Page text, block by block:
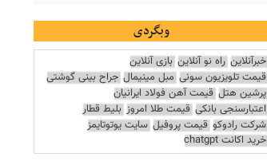
وبگردی
خبرآنلاین راه نو آنلاین بازی آنلاین
قیمت تلویزیون سونی مبل مینیمال جراح بینی گوشتی
پرشین هتل قیمت آهن فولاد ایرانیان
اعتبارسنجی بانکی قیمت طلا امروز بلیط قطار
شرکت رادوکو قیمت پروفیل سایت یوتوتایمز
خرید اکانت chatgpt